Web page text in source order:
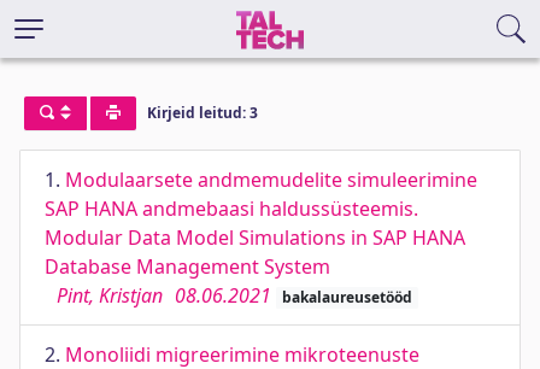
Kirjeid leitud: 3
1. Modulaarsete andmemudelite simuleerimine
SAP HANA andmebaasi haldussüsteemis.
Modular Data Model Simulations in SAP HANA
Database Management System
Pint, Kristjan 08.06.2021 bakalaureusetööd
2. Monoliidi migreerimine mikroteenuste